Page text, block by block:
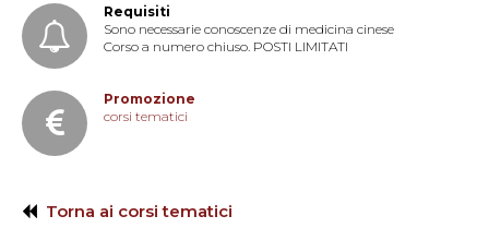
Requisiti
Sono necessarie conoscenze di medicina cinese
Corso a numero chiuso. POSTI LIMITATI
Promozione
corsi tematici
Torna ai corsi tematici